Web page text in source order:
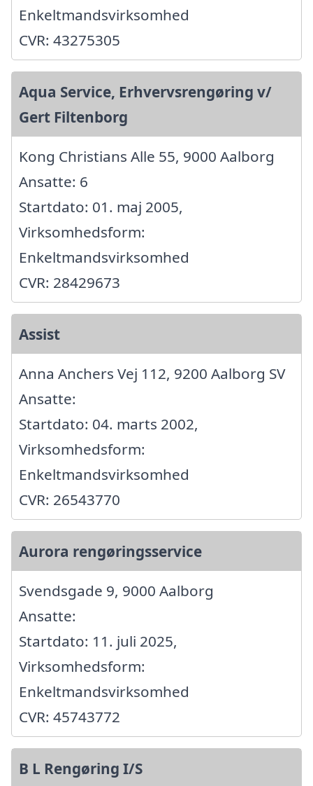
Enkeltmandsvirksomhed
CVR: 43275305
Aqua Service, Erhvervsrengøring v/
Gert Filtenborg
Kong Christians Alle 55, 9000 Aalborg
Ansatte: 6
Startdato: 01. maj 2005,
Virksomhedsform:
Enkeltmandsvirksomhed
CVR: 28429673
Assist
Anna Anchers Vej 112, 9200 Aalborg SV
Ansatte:
Startdato: 04. marts 2002,
Virksomhedsform:
Enkeltmandsvirksomhed
CVR: 26543770
Aurora rengøringsservice
Svendsgade 9, 9000 Aalborg
Ansatte:
Startdato: 11. juli 2025,
Virksomhedsform:
Enkeltmandsvirksomhed
CVR: 45743772
B L Rengøring I/S